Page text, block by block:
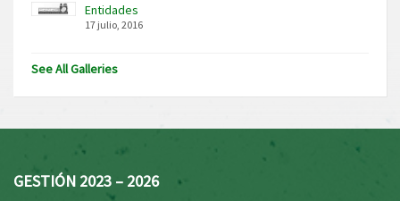
Entidades
17 julio, 2016
See All Galleries
GESTIÓN 2023 – 2026